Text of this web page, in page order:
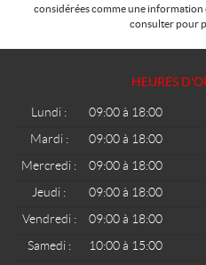
considérées comme une
consulter pour
HEURES
Lundi :
09:00 à 18:00
Mardi :
09:00 à 18:00
Mercredi :
09:00 à 18:00
Jeudi :
09:00 à 18:00
Vendredi :
09:00 à 18:00
Samedi :
10:00 à 15:00